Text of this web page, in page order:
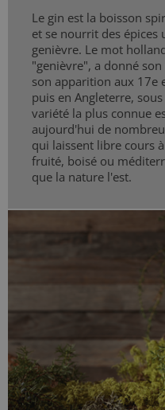
Le gin est la boisson
et se nourrit des épices
genièvre. Le mot
"genièvre", a donné
son apparition aux 17e
puis en Angleterre,
variété la plus connue
aujourd'hui de
qui laissent libre cours
fruité, boisé ou
que la nature l'est.